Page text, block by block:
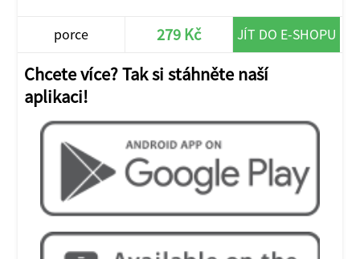
porce 279 Kč JÍT DO E-SHOPU
Chcete více? Tak si stáhněte naší
aplikaci!